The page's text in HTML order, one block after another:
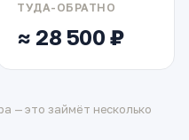
ТУДА-ОБРАТНО
≈ 28 500 ₽
— это займёт несколько